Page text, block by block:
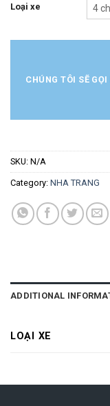
Loại xe 4
CHÚNG TÔI SẼ
SKU: N/A
Category: NHA TRANG
ADDITIONAL
LOẠI XE
TP. Nha Trang - TP. Bảo Lộc